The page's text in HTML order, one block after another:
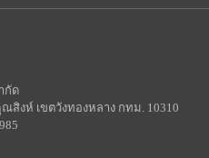
กัด
สิงห์ เขตวังทองหลาง กทม. 10310